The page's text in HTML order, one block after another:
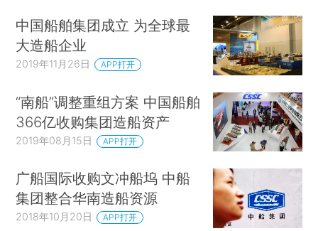
中国船舶集团成立 为全球最
大造船企业
2019年11月26日 APP打开
“南船”调整重组方案 中国船舶
366亿收购集团造船资产
2019年08月15日 APP打开
广船国际收购文冲船坞 中船
集团整合华南造船资源
2018年10月20日 APP打开